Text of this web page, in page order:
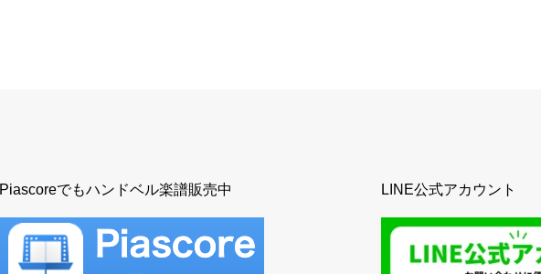
Piascoreでもハンドベル楽譜販売中 LINE公式アカウント